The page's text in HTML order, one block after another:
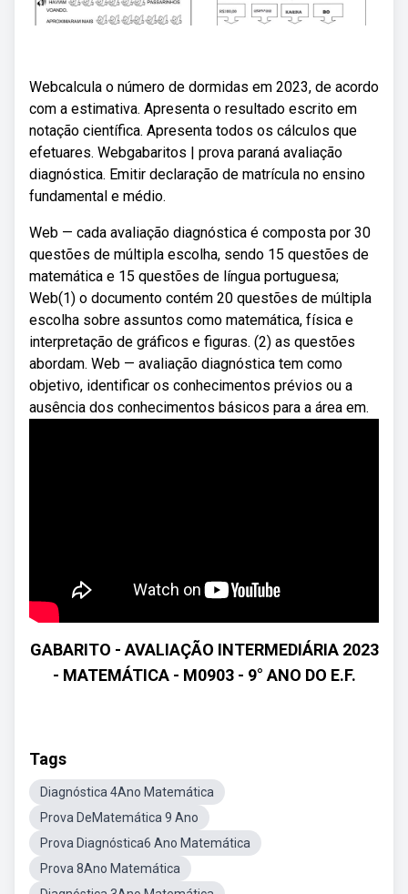
Webcalcula o número de dormidas em 2023, de acordo
com a estimativa. Apresenta o resultado escrito em
notação científica. Apresenta todos os cálculos que
efetuares. Webgabaritos | prova paraná avaliação
diagnóstica. Emitir declaração de matrícula no ensino
fundamental e médio.
Web — cada avaliação diagnóstica é composta por 30
questões de múltipla escolha, sendo 15 questões de
matemática e 15 questões de língua portuguesa;
Web(1) o documento contém 20 questões de múltipla
escolha sobre assuntos como matemática, física e
interpretação de gráficos e figuras. (2) as questões
abordam. Web — avaliação diagnóstica tem como
objetivo, identificar os conhecimentos prévios ou a
ausência dos conhecimentos básicos para a área em.
GABARITO - AVALIAÇÃO INTERMEDIÁRIA 2023
- MATEMÁTICA - M0903 - 9° ANO DO E.F.
Tags
Diagnóstica 4Ano Matemática
Prova DeMatemática 9 Ano
Prova Diagnóstica6 Ano Matemática
Prova 8Ano Matemática